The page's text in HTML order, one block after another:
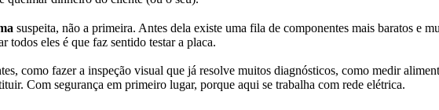
suspeita, não a primeira. Antes dela existe uma fila de componentes mais baratos e
todos eles é que faz sentido testar a placa.
como fazer a inspeção visual que já resolve muitos diagnósticos, como medir
Com segurança em primeiro lugar, porque aqui se trabalha com rede elétrica.